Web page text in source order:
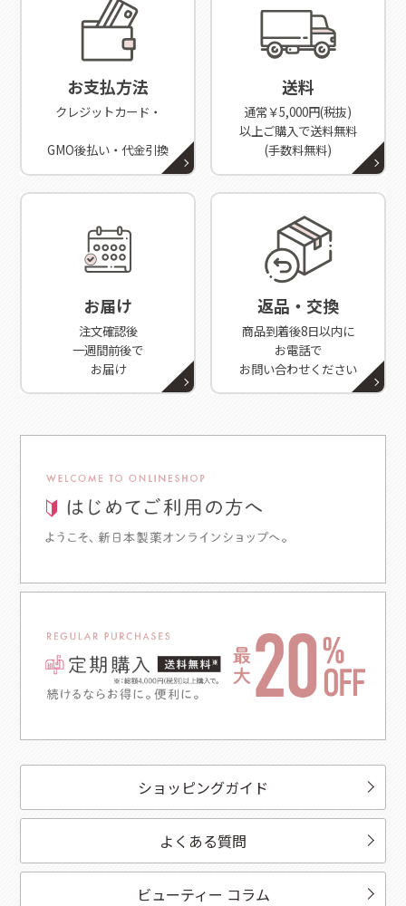
お支払方法
クレジットカード・
GMO後払い・代金引換
送料
通常￥5,000円(税抜)
以上ご購入で送料無料
(手数料無料)
お届け
注文確認後
一週間前後で
お届け
返品・交換
商品到着後8日以内に
お電話で
お問い合わせください
ショッピングガイド
よくある質問
ビューティー コラム